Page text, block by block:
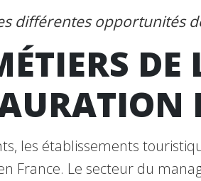
différentes opportunités
DE
les établissements
France. Le secteur du